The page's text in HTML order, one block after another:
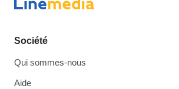
Société
Qui sommes-nous
Aide